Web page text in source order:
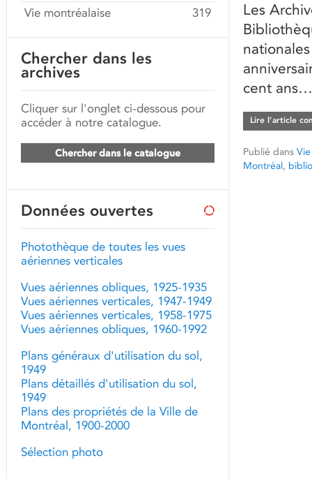
Les
cent
Lire l’article
Publié dans
Montréal,
Vie montréalaise
319
Chercher dans les
archives
Cliquer sur l'onglet ci-dessous pour
accéder à notre catalogue.
Chercher dans le catalogue
Données ouvertes
Photothèque de toutes les vues
aériennes verticales
Vues aériennes obliques, 1925-1935
Vues aériennes verticales, 1947-1949
Vues aériennes verticales, 1958-1975
Vues aériennes obliques, 1960-1992
Plans généraux d'utilisation du sol,
1949
Plans détaillés d'utilisation du sol,
1949
Plans des propriétés de la Ville de
Montréal, 1900-2000
Sélection photo